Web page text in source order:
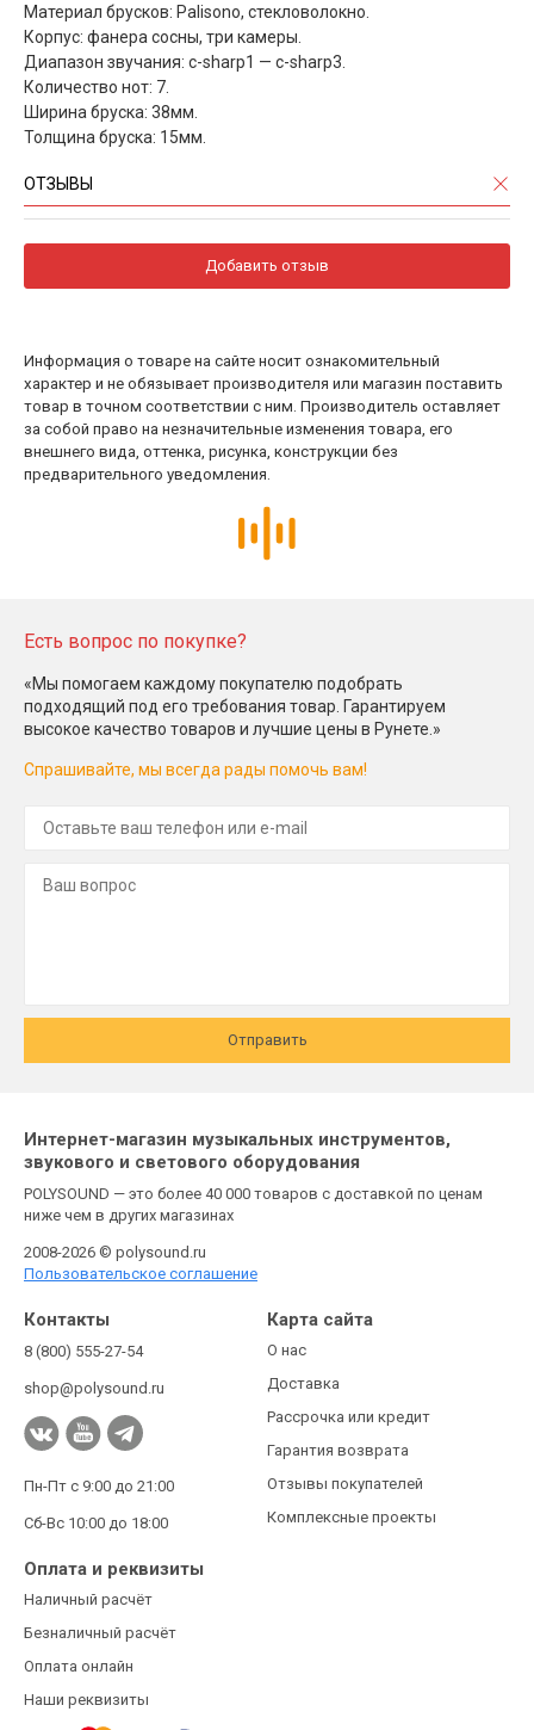
Материал брусков: Palisono, стекловолокно.
Корпус: фанера сосны, три камеры.
Диапазон звучания: c-sharp1 — c-sharp3.
Количество нот: 7.
Ширина бруска: 38мм.
Толщина бруска: 15мм.
ОТЗЫВЫ
Добавить отзыв
Информация о товаре на сайте носит ознакомительный
характер и не обязывает производителя или магазин поставить
товар в точном соответствии с ним. Производитель оставляет
за собой право на незначительные изменения товара, его
внешнего вида, оттенка, рисунка, конструкции без
предварительного уведомления.
Есть вопрос по покупке?
«Мы помогаем каждому покупателю подобрать
подходящий под его требования товар. Гарантируем
высокое качество товаров и лучшие цены в Рунете.»
Спрашивайте, мы всегда рады помочь вам!
Отправить
Интернет-магазин музыкальных инструментов,
звукового и светового оборудования
POLYSOUND — это более 40 000 товаров с доставкой по ценам
ниже чем в других магазинах
2008-2026 © polysound.ru
Пользовательское соглашение
Контакты
8 (800) 555-27-54
shop@polysound.ru
Пн-Пт с 9:00 до 21:00
Сб-Вс 10:00 до 18:00
Карта сайта
О нас
Доставка
Рассрочка или кредит
Гарантия возврата
Отзывы покупателей
Комплексные проекты
Оплата и реквизиты
Наличный расчёт
Безналичный расчёт
Оплата онлайн
Наши реквизиты